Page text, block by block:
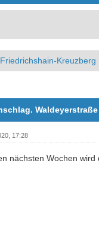
Friedrichshain-Kreuzberg
17:28
nächsten Wochen